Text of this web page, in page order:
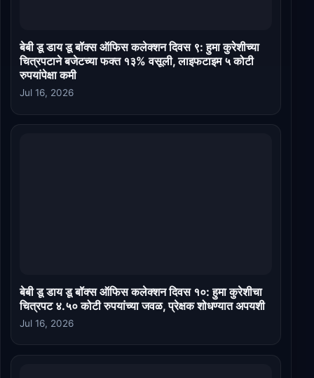
बेबी डू डाय डू बॉक्स ऑफिस कलेक्शन दिवस ९: हुमा कुरेशीच्या
चित्रपटाने बजेटच्या फक्त १३% वसूली, लाइफटाइम ५ कोटी
रुपयांपेक्षा कमी
Jul 16, 2026
बेबी डू डाय डू बॉक्स ऑफिस कलेक्शन दिवस १०: हुमा कुरेशीचा
चित्रपट ४.५० कोटी रुपयांच्या जवळ, प्रेक्षक शोधण्यात अपयशी
Jul 16, 2026